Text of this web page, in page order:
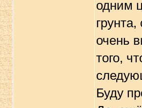
одним
очень
того,
Буду